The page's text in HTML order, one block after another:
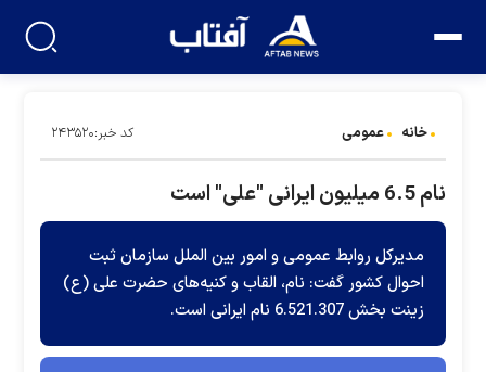
خانه عمومی کد خبر:۲۴۳۵۲۰
نام 6.5 میلیون ایرانی "علی" است
مدیرکل روابط عمومی و امور بین الملل سازمان ثبت
احوال کشور گفت: نام، القاب و کنیه‌های حضرت علی (ع)
زینت بخش 6.521.307 نام ایرانی است.